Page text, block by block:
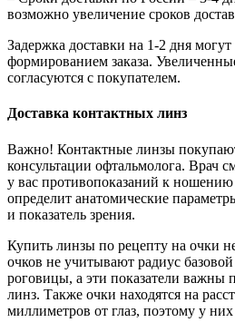
возможно увеличение сроков
Задержка доставки на 1-2 дня
формированием заказа.
согласуются с покупателем.
Доставка контактных линз
Важно! Контактные линзы
консультации офтальмолога. Врач
у вас противопоказаний к
определит анатомические
и показатель зрения.
Купить линзы по рецепту на очки
очков не учитывают радиус
роговицы, а эти показатели важны
линз. Также очки находятся на
миллиметров от глаз, поэтому у